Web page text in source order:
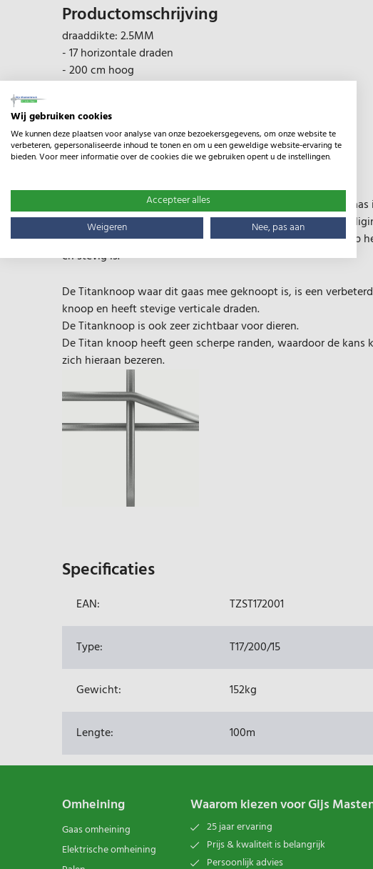
Productomschrijving
draaddikte: 2.5MM
- 17 horizontale draden
- 200 cm hoog
Geschikt voor:
Wolven
De T17/200/15 is verbeterd ususgaas, het sterkste
daardoor geschikt als wolvengaas en te gebruiken als
Het verschil met ander gaas is dat dit gaas een unieke knoop
en stevig is.
De Titanknoop waar dit gaas mee geknoopt is, is een
knoop en heeft stevige verticale draden.
De Titanknoop is ook zeer zichtbaar voor dieren.
De Titan knoop heeft geen scherpe randen, waardoor de kans
zich hieraan bezeren.
Specificaties
EAN: TZST172001
Type: T17/200/15
Gewicht: 152kg
Lengte: 100m
Omheining
Gaas omheining
Elektrische omheining
Waarom kiezen voor Gijs
25 jaar ervaring
Prijs & kwaliteit is belangrijk
Persoonlijk advies
Wij gebruiken cookies
We kunnen deze plaatsen voor analyse van onze bezoekersgegevens, om onze website te
verbeteren, gepersonaliseerde inhoud te tonen en om u een geweldige website-ervaring te
bieden. Voor meer informatie over de cookies die we gebruiken opent u de instellingen.
Accepteer alles
Weigeren
Nee, pas aan